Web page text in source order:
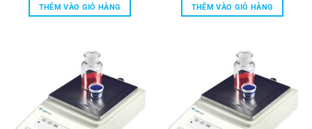
THÊM VÀO GIỎ HÀNG THÊM VÀO GIỎ HÀNG